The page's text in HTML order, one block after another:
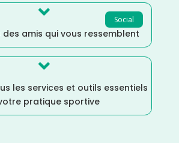
Social

des amis qui vous ressemblent

les services et outils essentiels
pratique sportive